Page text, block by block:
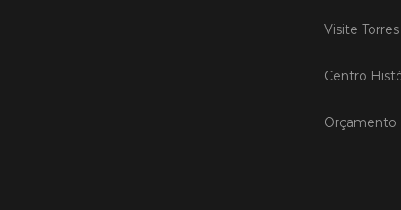
Visite
Centro
Orçamento